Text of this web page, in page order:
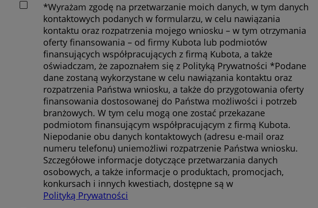
*Wyrażam zgodę na przetwarzanie moich danych, w tym danych
kontaktowych podanych w formularzu, w celu nawiązania
kontaktu oraz rozpatrzenia mojego wniosku – w tym otrzymania
oferty finansowania – od firmy Kubota lub podmiotów
finansujących współpracujących z firmą Kubota, a także
oświadczam, że zapoznałem się z Polityką Prywatności *Podane
dane zostaną wykorzystane w celu nawiązania kontaktu oraz
rozpatrzenia Państwa wniosku, a także do przygotowania oferty
finansowania dostosowanej do Państwa możliwości i potrzeb
branżowych. W tym celu mogą one zostać przekazane
podmiotom finansującym współpracującym z firmą Kubota.
Niepodanie obu danych kontaktowych (adresu e-mail oraz
numeru telefonu) uniemożliwi rozpatrzenie Państwa wniosku.
Szczegółowe informacje dotyczące przetwarzania danych
osobowych, a także informacje o produktach, promocjach,
konkursach i innych kwestiach, dostępne są w
Polityką Prywatności